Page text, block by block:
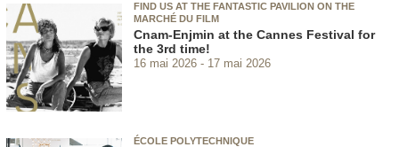
FIND US AT THE FANTASTIC PAVILION ON THE
MARCHÉ DU FILM
Cnam-Enjmin at the Cannes Festival for
the 3rd time!
16 mai 2026 17 mai 2026
ÉCOLE POLYTECHNIQUE